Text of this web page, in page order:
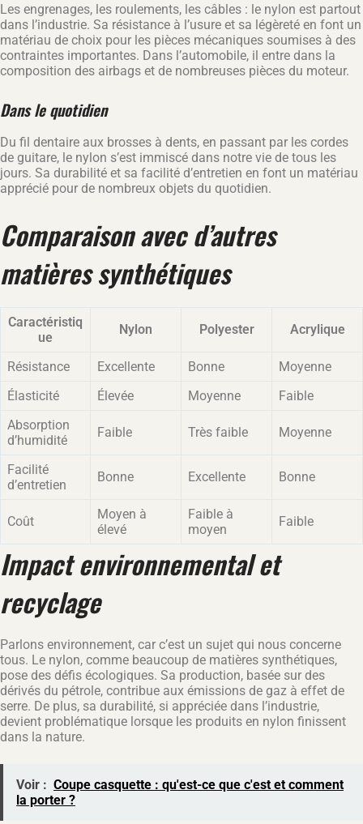
Les engrenages, les roulements, les câbles : le nylon est partout
dans l’industrie. Sa résistance à l’usure et sa légèreté en font un
matériau de choix pour les pièces mécaniques soumises à des
contraintes importantes. Dans l’automobile, il entre dans la
composition des airbags et de nombreuses pièces du moteur.
Dans le quotidien
Du fil dentaire aux brosses à dents, en passant par les cordes
de guitare, le nylon s’est immiscé dans notre vie de tous les
jours. Sa durabilité et sa facilité d’entretien en font un matériau
apprécié pour de nombreux objets du quotidien.
Comparaison avec d’autres
matières synthétiques
Caractéristiq
ue
Nylon Polyester Acrylique
Résistance Excellente Bonne
Moyenne
Élasticité
Élevée Moyenne
Faible
Absorption
d’humidité
Faible Très faible Moyenne
Facilité
d’entretien
Bonne Excellente Bonne
Coût
Moyen à
élevé
Faible à
moyen
Faible
Impact environnemental et
recyclage
Parlons environnement, car c’est un sujet qui nous concerne
tous. Le nylon, comme beaucoup de matières synthétiques,
pose des défis écologiques. Sa production, basée sur des
dérivés du pétrole, contribue aux émissions de gaz à effet de
serre. De plus, sa durabilité, si appréciée dans l’industrie,
devient problématique lorsque les produits en nylon finissent
dans la nature.
Voir : Coupe casquette : qu'est-ce que c'est et comment
la porter ?